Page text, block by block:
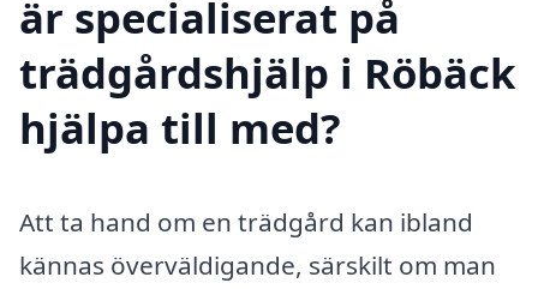
är specialiserat på
trädgårdshjälp i Röbäck
hjälpa till med?
Att ta hand om en trädgård kan ibland
kännas överväldigande, särskilt om man